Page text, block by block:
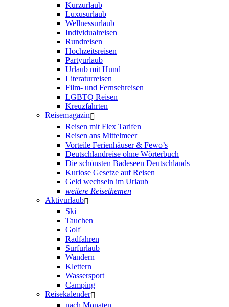
Kurzurlaub
Luxusurlaub
Wellnessurlaub
Individualreisen
Rundreisen
Hochzeitsreisen
Partyurlaub
Urlaub mit Hund
Literaturreisen
Film- und Fernsehreisen
LGBTQ Reisen
Kreuzfahrten
Reisemagazin
Reisen mit Flex Tarifen
Reisen ans Mittelmeer
Vorteile Ferienhäuser & Fewo’s
Deutschlandreise ohne Wörterbuch
Die schönsten Badeseen Deutschlands
Kuriose Gesetze auf Reisen
Geld wechseln im Urlaub
weitere Reisethemen
Aktivurlaub
Ski
Tauchen
Golf
Radfahren
Surfurlaub
Wandern
Klettern
Wassersport
Camping
Reisekalender
nach Monaten